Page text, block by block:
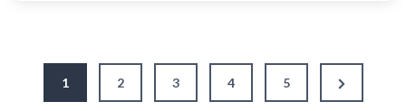
Artikkelien
1 2 3 4 5
Next
Page